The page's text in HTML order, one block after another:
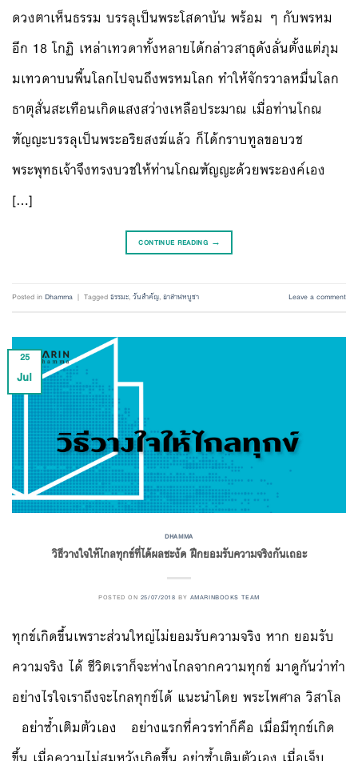
ดวงตาเห็นธรรม บรรลุเป็นพระโสดาบัน พร้อม ๆ กับพรหม
อีก 18 โกฏิ เหล่าเทวดาทั้งหลายได้กล่าวสาธุดังลั่นตั้งแต่ภุม
มเทวดาบนพื้นโลกไปจนถึงพรหมโลก ทำให้จักรวาลหมื่นโลก
ธาตุสั่นสะเทือนเกิดแสงสว่างเหลือประมาณ เมื่อท่านโกณ
ฑัญญะบรรลุเป็นพระอริยสงฆ์แล้ว ก็ได้กราบทูลขอบวช
พระพุทธเจ้าจึงทรงบวชให้ท่านโกณฑัญญะด้วยพระองค์เอง
[…]
CONTINUE READING →
Posted inDhamma | Taggedธรรมะ,วันสำคัญ,อาสาฬหบูชา Leave a comment
25
Jul
DHAMMA
วิธีวางใจให้ไกลทุกข์ที่ได้ผลชะงัด ฝึกยอมรับความจริงกันเถอะ
POSTED ON 25/07/2018 BY AMARINBOOKS TEAM
ทุกข์เกิดขึ้นเพราะส่วนใหญ่ไม่ยอมรับความจริง หาก ยอมรับ
ความจริง ได้ ชีวิตเราก็จะห่างไกลจากความทุกข์ มาดูกันว่าทำ
อย่างไรใจเราถึงจะไกลทุกข์ได้ แนะนำโดย พระไพศาล วิสาโล
อย่าซ้ำเติมตัวเอง อย่างแรกที่ควรทำก็คือ เมื่อมีทุกข์เกิด